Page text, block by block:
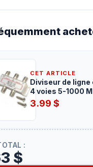
CET ARTICLE
Diviseur de ligne
4 voies 5-1000
3.99$
:
$